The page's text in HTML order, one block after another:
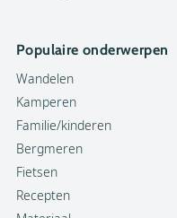
Populaire onderwerpen
Wandelen
Kamperen
Familie/kinderen
Bergmeren
Fietsen
Recepten